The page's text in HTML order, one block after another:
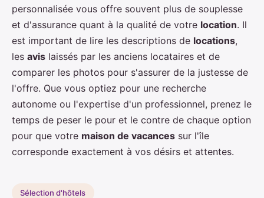
personnalisée vous offre souvent plus de souplesse
et d'assurance quant à la qualité de votre location. Il
est important de lire les descriptions de locations,
les avis laissés par les anciens locataires et de
comparer les photos pour s'assurer de la justesse de
l'offre. Que vous optiez pour une recherche
autonome ou l'expertise d'un professionnel, prenez le
temps de peser le pour et le contre de chaque option
pour que votre maison de vacances sur l'île
corresponde exactement à vos désirs et attentes.
Sélection d'hôtels